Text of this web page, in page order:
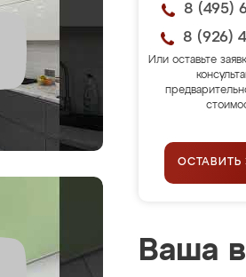
8 (495)
8 (926)
Или оставьте
ОСТАВИТЬ
Ваша